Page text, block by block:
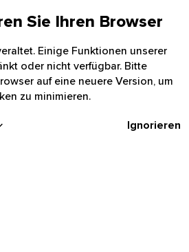
Sie Ihren Browser
Einige Funktionen unserer
oder nicht verfügbar. Bitte
auf eine neuere Version, um
zu minimieren.
Ignorieren